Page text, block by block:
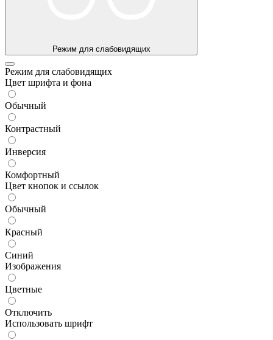
Режим для слабовидящих
Режим для слабовидящих
Цвет шрифта и фона
Обычный
Контрастный
Инверсия
Комфортный
Цвет кнопок и ссылок
Обычный
Красный
Синий
Изображения
Цветные
Отключить
Использовать шрифт